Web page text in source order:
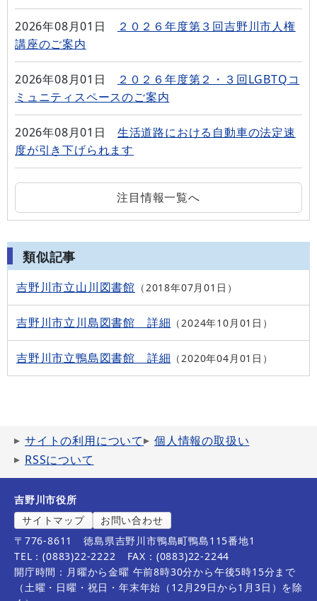
2026年08月01日
２０２６年度第３回吉野川市人権
講座のご案内
2026年08月01日
２０２６年度第２・３回LGBTQコ
ミュニティスペースのご案内
2026年08月01日
生活道路における自動車の法定速
度が引き下げられます
注目情報一覧へ
類似記事
吉野川市立山川図書館 2018年07月01日
吉野川市立川島図書館 詳細 2024年10月01日
吉野川市立鴨島図書館 詳細 2020年04月01日
サイトの利用について
個人情報の取扱い
RSSについて
吉野川市役所
サイトマップ
お問い合わせ
〒776-8611
徳島県吉野川市鴨島町鴨島115番地1
TEL：(0883)22-2222
FAX：(0883)22-2244
開庁時間：月曜から金曜 午前8時30分から午後5時15分まで
（土曜・日曜・祝日・年末年始（12月29日から1月3日）を除